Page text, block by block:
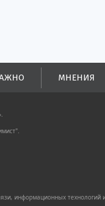
МНЕНИЯ
информационных